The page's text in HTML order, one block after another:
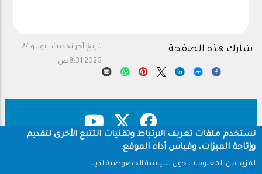
تاريخ آخر تحديث :
يوليو 27,
2026 8:31ص
شارك هذه الصفحة
Footer
نستخدم ملفات تعريف الارتباط وتقنيات التتبع الأخرى لتقديم
وإتاحة الميزات، وقياس أداء الموقع.
لمزيد من المعلومات حول سياسة الخصوصية لدينا